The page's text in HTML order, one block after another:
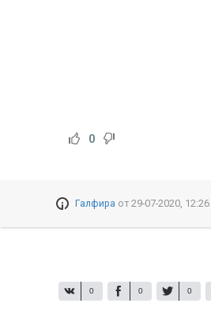
0
Галфира от 29-07-2020, 12:26
0 0 0